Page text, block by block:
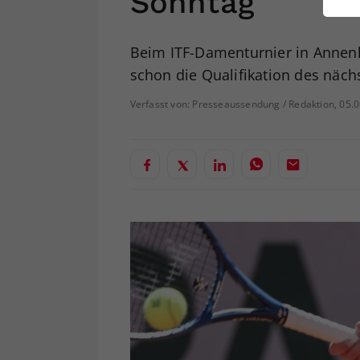
Beim ITF-Damenturnier in
schon die Qualifikation des
Verfasst von: Presseaussendung / Redaktion,